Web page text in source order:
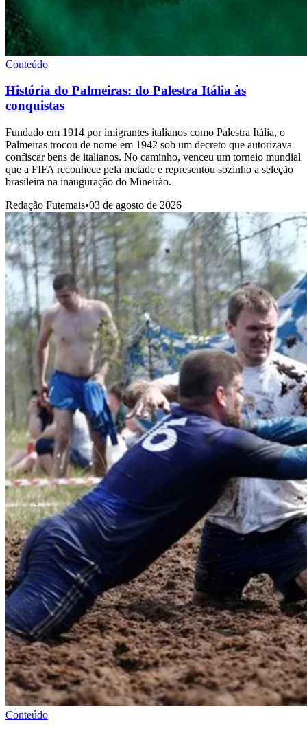
Conteúdo
História do Palmeiras: do Palestra Itália às
conquistas
Fundado em 1914 por imigrantes italianos como Palestra Itália, o
Palmeiras trocou de nome em 1942 sob um decreto que autorizava
confiscar bens de italianos. No caminho, venceu um torneio mundial
que a FIFA reconhece pela metade e representou sozinho a seleção
brasileira na inauguração do Mineirão.
Redação Futemais•03 de agosto de 2026
Conteúdo